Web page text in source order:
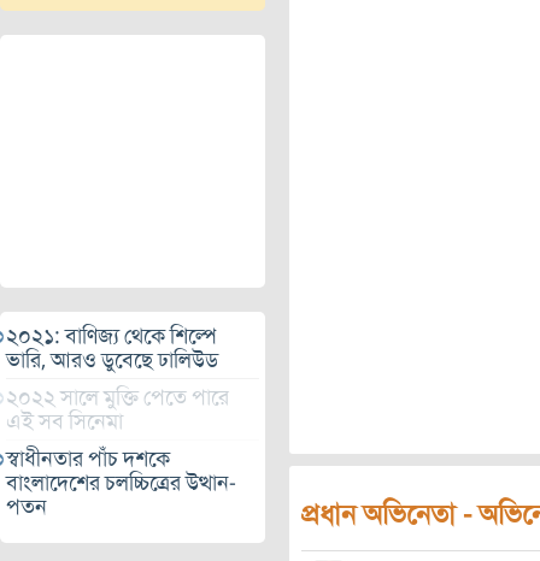
২০২১: বাণিজ্য থেকে শিল্পে
ভারি, আরও ডুবেছে ঢালিউড
২০২২ সালে মুক্তি পেতে পারে
এই সব সিনেমা
স্বাধীনতার পাঁচ দশকে
বাংলাদেশের চলচ্চিত্রের উত্থান-
পতন
প্রধান অভিনেতা -